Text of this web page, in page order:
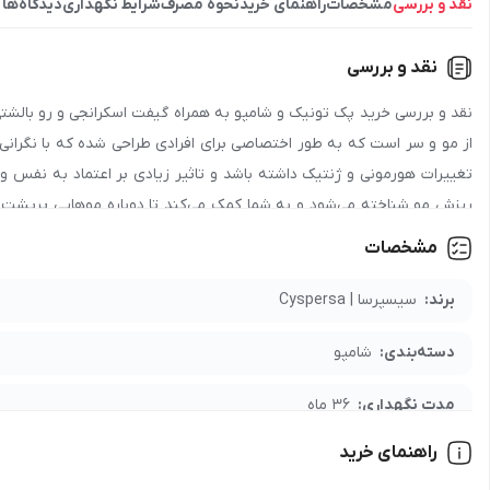
نقد و بررسیمشخصاتراهنمای خریدنحوه مصرفشرایط نگهداریدیدگاه‌ها
نقد و بررسی
نقد و بررسی خرید پک تونیک و شامپو به همراه گیفت اسکرانجی و رو
از مو و سر است که به طور اختصاصی برای افرادی طراحی شده که با
تغییرات هورمونی و ژنتیک داشته باشد و تاثیر زیادی بر اعتماد به نفس
ریزش مو شناخته می‌شود و به شما کمک می‌کند تا دوباره موهایی پرپشت،
مجموعه با نفوذ عمقی به ریشه مو، چرخه رشد را فعال می‌کنند، اما
لایه‌برداری ملایم از سلول‌های مرده می‌شود که به پاکسازی
مغذی را به عمق بافت می‌فرستد و خاصیت تقویت‌کنندگی فوق‌العاده‌ای
چرب شدن بیش از حد یا خشکی پوست سر جلوگیری می‌کند. ترکیبات دیگر
مشخصات
برند: سیسپرسا | Cyspersa
دسته‌بندی: شامپو
مدت نگهداری: 36 ماه
جنسیت: عمومی
راهنمای خرید